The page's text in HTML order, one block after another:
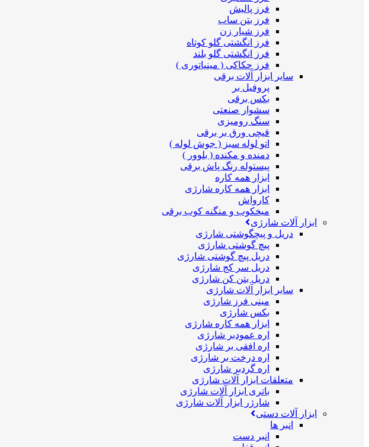
فرز پالیش
فرز بتن ساب
فرز شیار زن
فرز انگشتی گلو کوتاه
فرز انگشتی گلو بلند
فرز حکاکی ( مینیاتوری )
سایر ابزار آلات برقی
پروفیل بر
بکس برقی
سشوار صنعتی
سنگ رومیزی
قیچی ورق بر برقی
اتو لوله سبز ( جوش لوله )
دمنده و مکنده ( بلوور )
پیستوله رنگ پاش برقی
ابزار همه کاره
ابزار همه کاره شارژی
کارواش
میخکوب و منگنه کوب برقی
ابزار آلات شارژی
دریل و پیچگوشتی شارژی
پیچ گوشتی شارژی
دریل پیچ گوشتی شارژی
دریل سر کج شارژی
دریل بتن کن شارژی
سایر ابزار آلات شارژی
مینی فرز شارژی
بکس شارژی
ابزار همه کاره شارژی
اره عمودبر شارژی
اره افقی بر شارژی
اره درخت بر شارژی
اره گردبر شارژی
متعلقات ابزار آلات شارژی
باتری ابزار آلات شارژی
شارژر ابزار آلات شارژی
ابزار آلات دستی
انبر ها
انبر دست